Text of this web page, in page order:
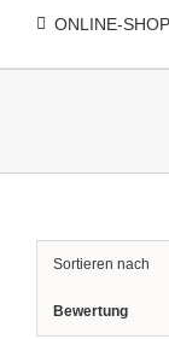
ONLINE-SHOP
Sortieren nach
Bewertung